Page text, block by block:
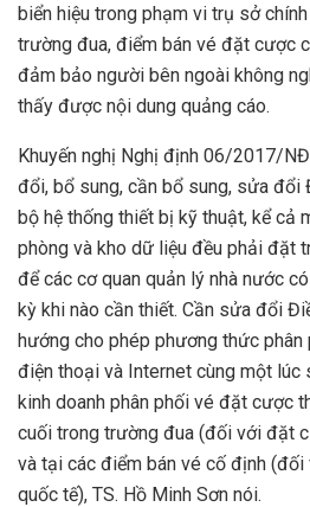
biển hiệu trong phạm vi trụ sở
trường đua, điểm bán vé đặt cược
đảm bảo người bên ngoài không
thấy được nội dung quảng cáo.
Khuyến nghị Nghị định 06/2017/
đổi, bổ sung, cần bổ sung, sửa đổi
bộ hệ thống thiết bị kỹ thuật, kể cả
phòng và kho dữ liệu đều phải đặt
để các cơ quan quản lý nhà nước
kỳ khi nào cần thiết. Cần sửa đổi
hướng cho phép phương thức
điện thoại và Internet cùng một lúc
kinh doanh phân phối vé đặt cược
cuối trong trường đua (đối với đặt
và tại các điểm bán vé cố định
quốc tế), TS. Hồ Minh Sơn nói.